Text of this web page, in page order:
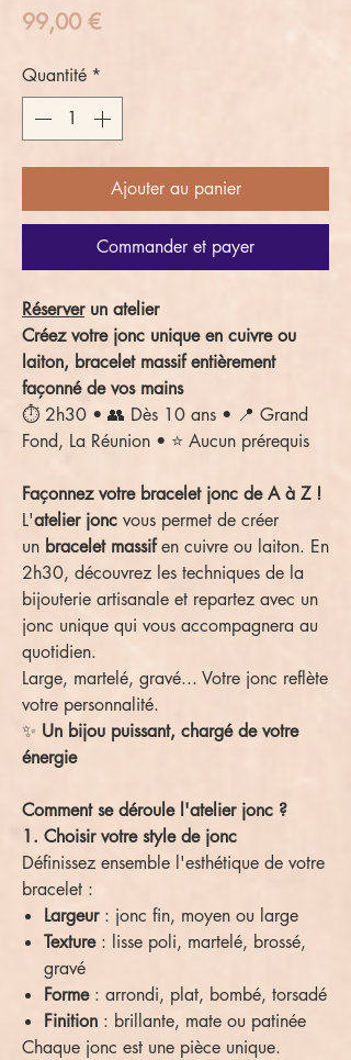
99,00 €Prix
Quantité *
Ajouter au panier
Commander et payer
Réserver un atelier
Créez votre jonc unique en cuivre ou
laiton, bracelet massif entièrement
façonné de vos mains
⏱️ 2h30 • 👥 Dès 10 ans • 📍 Grand
Fond, La Réunion • ⭐ Aucun prérequis
Façonnez votre bracelet jonc de A à Z !
L'atelier jonc vous permet de créer
un bracelet massifen cuivre ou laiton. En
2h30, découvrez les techniques de la
bijouterie artisanale et repartez avec un
jonc unique qui vous accompagnera au
quotidien.
Large, martelé, gravé... Votre jonc reflète
votre personnalité.
✨ Un bijou puissant, chargé de votre
énergie
Comment se déroule l'atelier jonc ?
1. Choisir votre style de jonc
Définissez ensemble l'esthétique de votre
bracelet :
Largeur: jonc fin, moyen ou large
Texture: lisse poli, martelé, brossé,
gravé
Forme: arrondi, plat, bombé, torsadé
Finition : brillante, mate ou patinée
Chaque jonc est une pièce unique.